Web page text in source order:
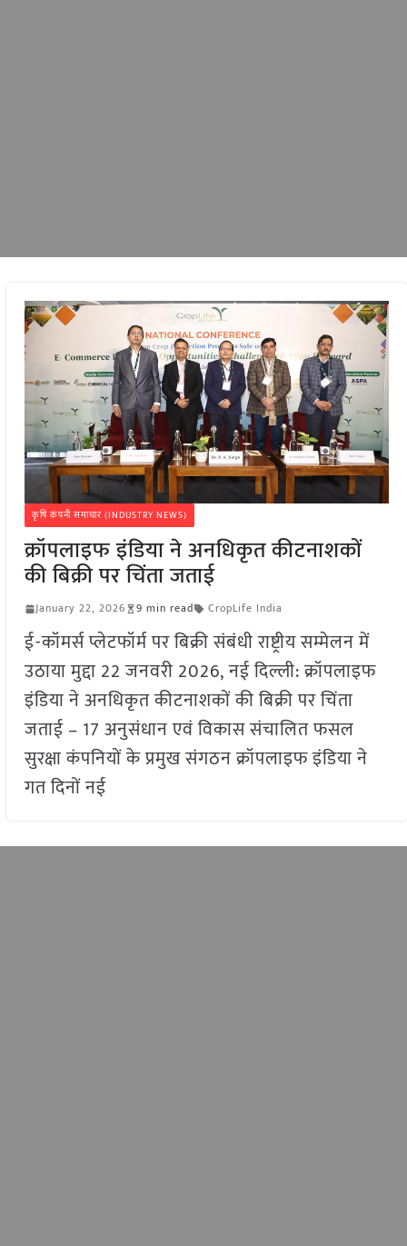
कृषि कंपनी समाचार (INDUSTRY NEWS)
क्रॉपलाइफ इंडिया ने अनधिकृत कीटनाशकों
की बिक्री पर चिंता जताई
January 22, 2026 9 min read CropLife India
ई-कॉमर्स प्लेटफॉर्म पर बिक्री संबंधी राष्ट्रीय सम्मेलन में
उठाया मुद्दा 22 जनवरी 2026, नई दिल्ली: क्रॉपलाइफ
इंडिया ने अनधिकृत कीटनाशकों की बिक्री पर चिंता
जताई – 17 अनुसंधान एवं विकास संचालित फसल
सुरक्षा कंपनियों के प्रमुख संगठन क्रॉपलाइफ इंडिया ने
गत दिनों नई